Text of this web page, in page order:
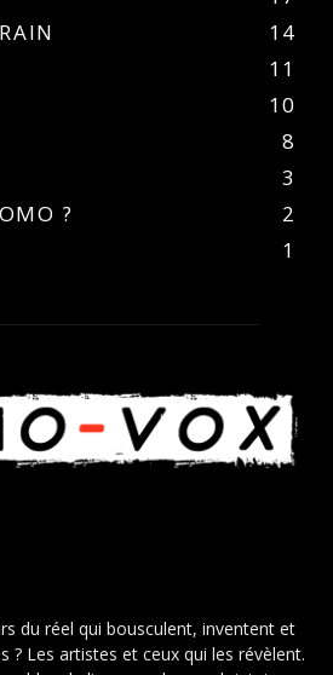
14
11
10
8
3
?
2
1
du réel qui bousculent, inventent et
? Les artistes et ceux qui les révèlent.